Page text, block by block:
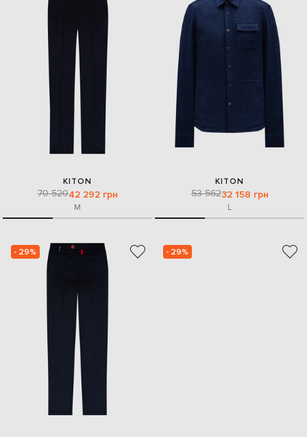
KITON
70 52042 292 грн
M
KITON
53 56232 158 грн
L
- 29% - 29%